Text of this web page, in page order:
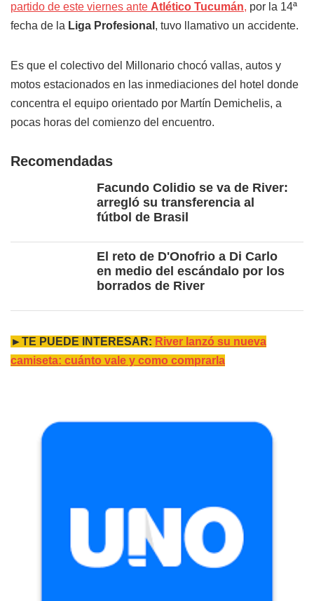
partido de este viernes ante Atlético Tucumán, por la 14ª
fecha de la Liga Profesional , tuvo llamativo un accidente.
Es que el colectivo del Millonario chocó vallas, autos y
motos estacionados en las inmediaciones del hotel donde
concentra el equipo orientado por Martín Demichelis, a
pocas horas del comienzo del encuentro.
Recomendadas
Facundo Colidio se va de River:
arregló su transferencia al
fútbol de Brasil
El reto de D'Onofrio a Di Carlo
en medio del escándalo por los
borrados de River
►TE PUEDE INTERESAR: River lanzó su nueva
camiseta: cuánto vale y como comprarla